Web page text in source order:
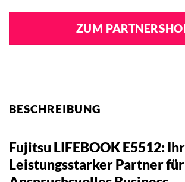
ZUM
BESCHREIBUNG
Fujitsu LIFEBOOK E5512: Ihr
Leistungsstarker Partner für